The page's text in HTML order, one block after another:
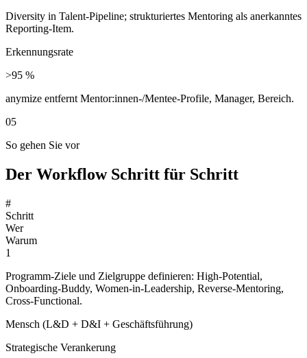
Diversity in Talent-Pipeline; strukturiertes Mentoring als anerkanntes
Reporting-Item.
Erkennungsrate
>95 %
anymize entfernt Mentor:innen-/Mentee-Profile, Manager, Bereich.
05
So gehen Sie vor
Der Workflow Schritt für Schritt
#
Schritt
Wer
Warum
1
Programm-Ziele und Zielgruppe definieren: High-Potential,
Onboarding-Buddy, Women-in-Leadership, Reverse-Mentoring,
Cross-Functional.
Mensch (L&D + D&I + Geschäftsführung)
Strategische Verankerung